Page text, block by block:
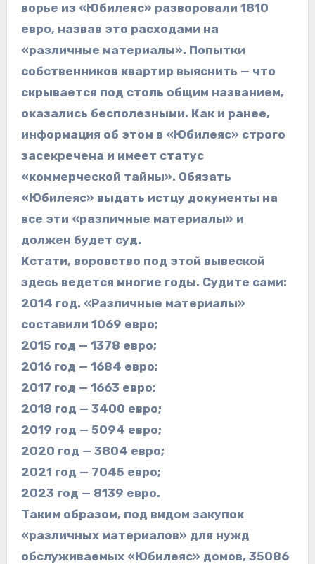
ворье из «Юбилеяс» разворовали 1810
евро, назвав это расходами на
«различные материалы». Попытки
собственников квартир выяснить — что
скрывается под столь общим названием,
оказались бесполезными. Как и ранее,
информация об этом в «Юбилеяс» строго
засекречена и имеет статус
«коммерческой тайны». Обязать
«Юбилеяс» выдать истцу документы на
все эти «различные материалы» и
должен будет суд.
Кстати, воровство под этой вывеской
здесь ведется многие годы. Судите сами:
2014 год. «Различные материалы»
составили 1069 евро;
2015 год — 1378 евро;
2016 год — 1684 евро;
2017 год — 1663 евро;
2018 год — 3400 евро;
2019 год — 5094 евро;
2020 год — 3804 евро;
2021 год — 7045 евро;
2023 год — 8139 евро.
Таким образом, под видом закупок
«различных материалов» для нужд
обслуживаемых «Юбилеяс» домов, 35086